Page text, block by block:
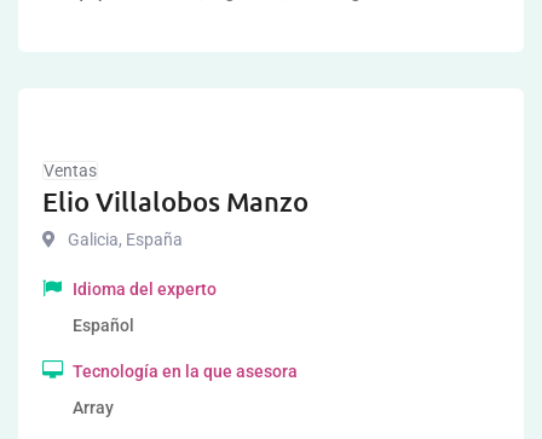
Ventas
Elio Villalobos Manzo
Galicia, España
Idioma del experto
Español
Tecnología en la que asesora
Array